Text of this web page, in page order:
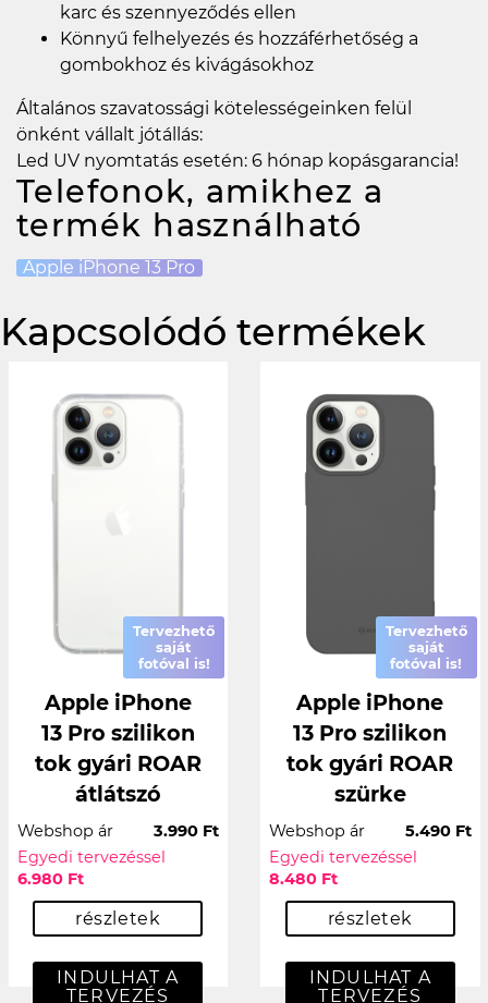
karc és szennyeződés ellen
Könnyű felhelyezés és hozzáférhetőség a
gombokhoz és kivágásokhoz
Általános szavatossági kötelességeinken felül
önként vállalt jótállás:
Led UV nyomtatás esetén: 6 hónap kopásgarancia!
Telefonok, amikhez a
termék használható
Apple iPhone 13 Pro
Kapcsolódó termékek
Tervezhető
saját
fotóval is!
Apple iPhone
13 Pro szilikon
tok gyári ROAR
átlátszó
Webshop ár
3.990 Ft
Egyedi tervezéssel
6.980 Ft
részletek
INDULHAT A
TERVEZÉS
Tervezhető
saját
fotóval is!
Apple iPhone
13 Pro szilikon
tok gyári ROAR
szürke
Webshop ár
5.490 Ft
Egyedi tervezéssel
8.480 Ft
részletek
INDULHAT A
TERVEZÉS